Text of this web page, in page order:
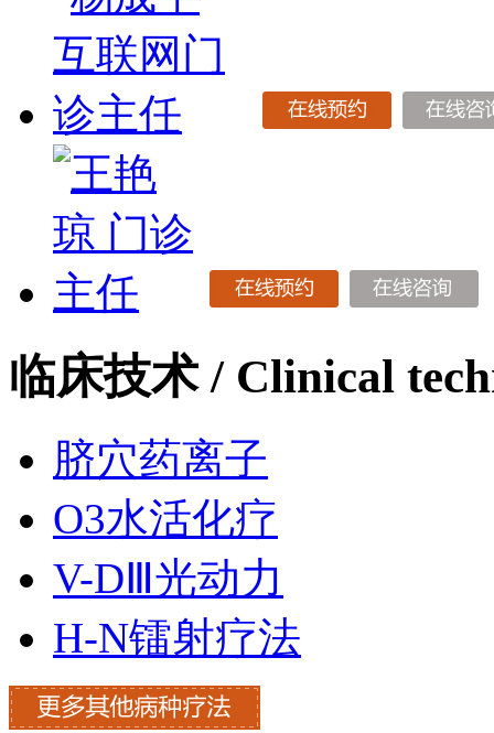
临床技术 / Clinical
脐穴药离子
O3水活化疗
V-DⅢ光动力
H-N镭射疗法